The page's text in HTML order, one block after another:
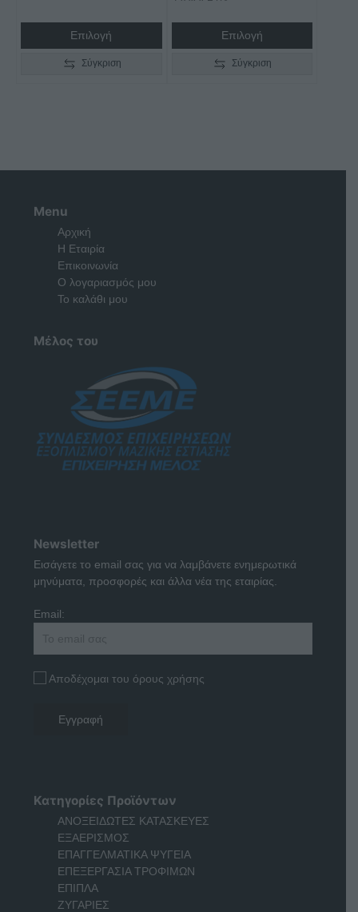
Επιλογή
Σύγκριση
through
Επιλογή
Σύγκριση
Menu
Αρχική
Η Εταιρία
Επικοινωνία
Ο λογαριασμός μου
Το καλάθι μου
Μέλος του
Newsletter
Εισάγετε το email σας για να λαμβάνετε ενημερωτικά
μηνύματα, προσφορές και άλλα νέα της εταιρίας.
Email:
Αποδέχομαι του όρους χρήσης
Κατηγορίες Προϊόντων
ΑΝΟΞΕΙΔΩΤΕΣ ΚΑΤΑΣΚΕΥΕΣ
ΕΞΑΕΡΙΣΜΟΣ
ΕΠΑΓΓΕΛΜΑΤΙΚΑ ΨΥΓΕΙΑ
ΕΠΕΞΕΡΓΑΣΙΑ ΤΡΟΦΙΜΩΝ
ΕΠΙΠΛΑ
ΖΥΓΑΡΙΕΣ